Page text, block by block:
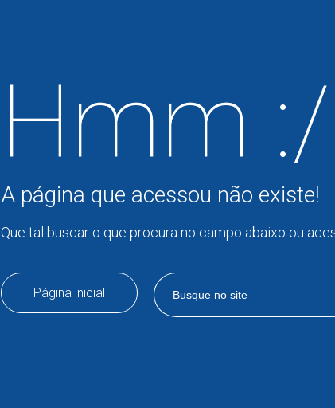
Hmm :/
A página que acessou não existe!
Que tal buscar o que procura no campo abaixo ou
Página inicial